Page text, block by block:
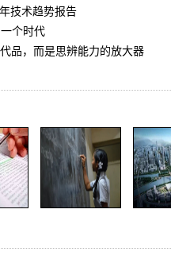
技术趋势报告
个时代
品，而是思辨能力的放大器